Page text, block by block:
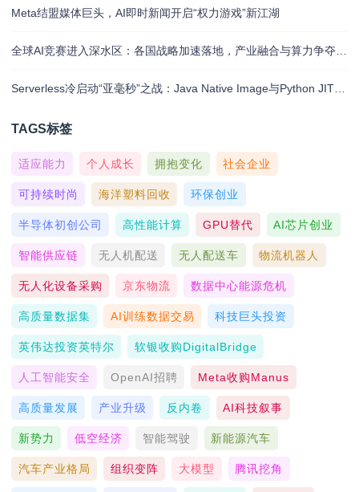
Meta结盟媒体巨头，AI即时新闻开启“权力游戏”新江湖
TAGS标签
适应能力 个人成长 拥抱变化 社会企业
可持续时尚 海洋塑料回收 环保创业
半导体初创公司 高性能计算 GPU替代 AI芯片创业
智能供应链 无人机配送 无人配送车 物流机器人
无人化设备采购 京东物流 数据中心能源危机
高质量数据集 AI训练数据交易 科技巨头投资
英伟达投资英特尔 软银收购DigitalBridge
人工智能安全 OpenAI招聘 Meta收购Manus
高质量发展 产业升级 反内卷 AI科技叙事
新势力 低空经济 智能驾驶 新能源汽车
汽车产业格局 组织变阵 大模型 腾讯挖角